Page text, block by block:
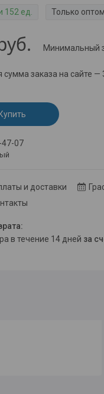
152 ед. Только оптом
Минимальный
заказа на сайте —
Купить
47-07
и доставки
в течение 14 дней за